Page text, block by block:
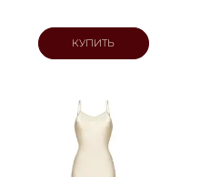
КУПИТЬ